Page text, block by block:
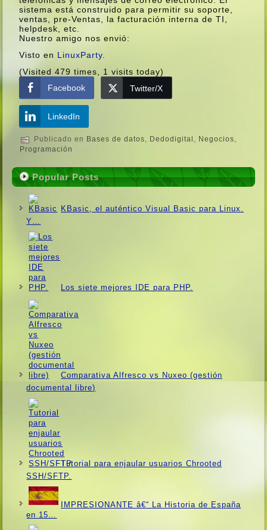
sistema está construido para permitir su soporte,
ventas, pre-Ventas, la facturación interna de TI,
helpdesk, etc.
Nuestro amigo nos envió:
Visto en LinuxParty
(Visited 479 times, 1 visits today)
Facebook
Twitter/X
LinkedIn
Publicado en Bases de datos, Dedodigital , Negocios,
Programación
Popular Posts
KBasic, el auténtico Visual Basic para Linux.
Y…
Los siete mejores IDE para PHP.
Comparativa Alfresco vs Nuxeo (gestión
documental libre)
Tutorial para enjaular usuarios Chrooted
SSH/SFTP.
IMPRESIONANTE â€“ La Historia de España
en 15…